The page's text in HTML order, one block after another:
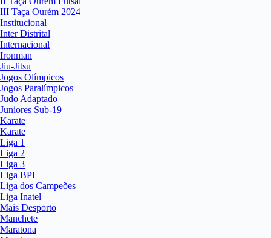
III Taça Ourém 2024
Institucional
Inter Distrital
Internacional
Ironman
Jiu-Jitsu
Jogos Olímpicos
Jogos Paralímpicos
Judo Adaptado
Juniores Sub-19
Karate
Karate
Liga 1
Liga 2
Liga 3
Liga BPI
Liga dos Campeões
Liga Inatel
Mais Desporto
Manchete
Maratona